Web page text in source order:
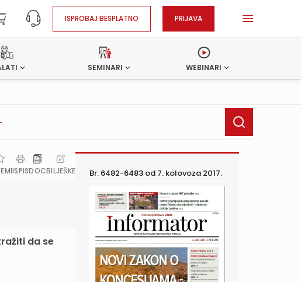
ISPROBAJ BESPLATNO PRIJAVA
SEMINARI WEBINARI
ISPISDOCBILJEŠKE
da se
Br. 6482-6483 od 7. kolovoza 2017.